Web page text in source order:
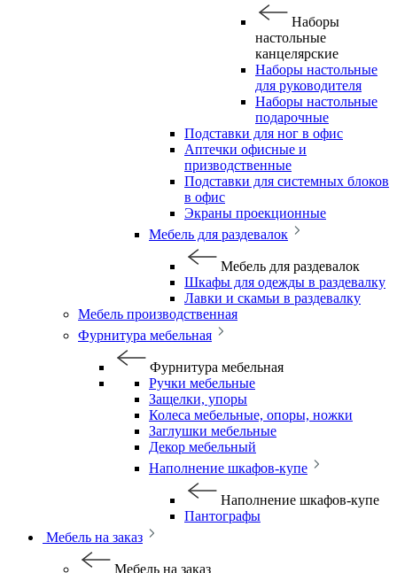
Наборы
настольные
канцелярские
Наборы настольные
для руководителя
Наборы настольные
подарочные
Подставки для ног в офис
Аптечки офисные и
призводственные
Подставки для системных блоков
в офис
Экраны проекционные
Мебель для раздевалок
Мебель для раздевалок
Шкафы для одежды в раздевалку
Лавки и скамьи в раздевалку
Мебель производственная
Фурнитура мебельная
Фурнитура мебельная
Ручки мебельные
Защелки, упоры
Колеса мебельные, опоры, ножки
Заглушки мебельные
Декор мебельный
Наполнение шкафов-купе
Наполнение шкафов-купе
Пантографы
Мебель на заказ
Мебель на заказ